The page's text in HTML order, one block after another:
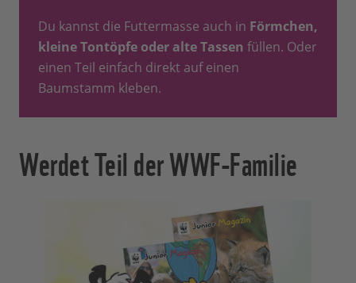
Du kannst die Futtermasse auch in Förmchen,
kleine Tontöpfe oder alte Tassen füllen. Oder
einen Teil einfach direkt auf einen
Baumstamm kleben.
Werdet Teil der WWF-Familie